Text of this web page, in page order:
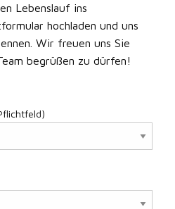
Lebenslauf ins
hochladen und uns
Wir freuen uns Sie
begrüßen zu dürfen!